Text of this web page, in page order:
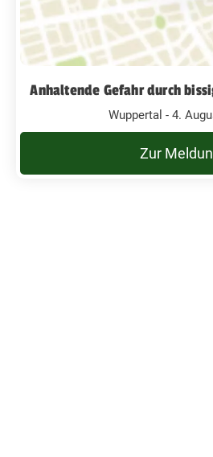
Anhaltende Gefahr durch
Wuppertal - 4.
Zur